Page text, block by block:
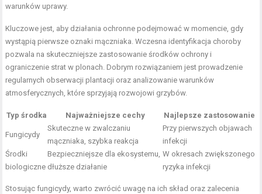
warunków uprawy.
Kluczowe jest, aby działania ochronne podejmować w momencie, gdy
wystąpią pierwsze oznaki mączniaka. Wczesna identyfikacja choroby
pozwala na skuteczniejsze zastosowanie środków ochrony i
ograniczenie strat w plonach. Dobrym rozwiązaniem jest prowadzenie
regularnych obserwacji plantacji oraz analizowanie warunków
atmosferycznych, które sprzyjają rozwojowi grzybów.
Typ środka Najważniejsze cechy Najlepsze zastosowanie
Fungicydy
Skuteczne w zwalczaniu
mączniaka, szybka reakcja
Przy pierwszych objawach
infekcji
Środki
biologiczne
Bezpieczniejsze dla ekosystemu,
dłuższe działanie
W okresach zwiększonego
ryzyka infekcji
Stosując fungicydy, warto zwrócić uwagę na ich skład oraz zalecenia